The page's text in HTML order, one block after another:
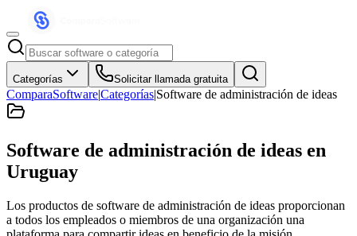
Categorías Solicitar llamada gratuita
ComparaSoftware|Categorías|Software de administración de ideas
Software de administración de ideas en
Uruguay
Los productos de software de administración de ideas proporcionan
a todos los empleados o miembros de una organización una